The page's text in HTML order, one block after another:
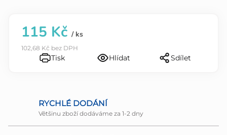
115 Kč / ks
102,68 Kč bez DPH
Tisk Hlídat Sdílet
RYCHLÉ DODÁNÍ
Většinu zboží dodáváme za 1-2 dny